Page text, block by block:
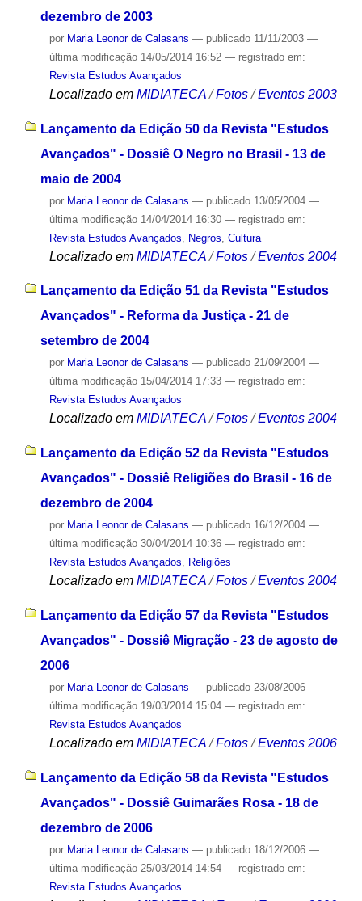
dezembro de 2003
por Maria Leonor de Calasans — publicado11/11/2003 —
última modificação14/05/2014 16:52 — registrado em:
Revista Estudos Avançados
Localizado em MIDIATECA /Fotos /Eventos 2003
Lançamento da Edição 50 da Revista "Estudos
Avançados" - Dossiê O Negro no Brasil - 13 de
maio de 2004
por Maria Leonor de Calasans — publicado13/05/2004 —
última modificação14/04/2014 16:30 — registrado em:
Revista Estudos Avançados
Negros Cultura
Localizado em MIDIATECA /Fotos /Eventos 2004
Lançamento da Edição 51 da Revista "Estudos
Avançados" - Reforma da Justiça - 21 de
setembro de 2004
por Maria Leonor de Calasans — publicado21/09/2004 —
última modificação15/04/2014 17:33 — registrado em:
Revista Estudos Avançados
Localizado em MIDIATECA /Fotos /Eventos 2004
Lançamento da Edição 52 da Revista "Estudos
Avançados" - Dossiê Religiões do Brasil - 16 de
dezembro de 2004
por Maria Leonor de Calasans — publicado16/12/2004 —
última modificação30/04/2014 10:36 — registrado em:
Revista Estudos Avançados, Religiões
Localizado em MIDIATECA /Fotos /Eventos 2004
Lançamento da Edição 57 da Revista "Estudos
Avançados" - Dossiê Migração - 23 de agosto de
2006
por Maria Leonor de Calasans — publicado23/08/2006 —
última modificação19/03/2014 15:04 — registrado em:
Revista Estudos Avançados
Localizado em MIDIATECA /Fotos /Eventos 2006
Lançamento da Edição 58 da Revista "Estudos
Avançados" - Dossiê Guimarães Rosa - 18 de
dezembro de 2006
por Maria Leonor de Calasans — publicado18/12/2006 —
última modificação25/03/2014 14:54 — registrado em:
Revista Estudos Avançados